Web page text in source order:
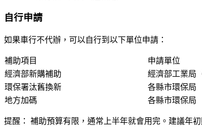
自行申請
如果車行不代辦，可以自行到以下單位申請：
補助項目 申請單位
經濟部新購補助
經濟部工業局
環保署汰舊換新
各縣市環保局
地方加碼
各縣市環保局
提醒： 補助預算有限，通常上半年就會用完。建議年